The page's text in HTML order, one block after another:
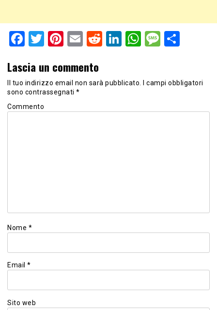
Facebook
Twitter
Pinterest
EmailRedditLinkedIn
WhatsApp
Lascia un commento
Il tuo indirizzo email non sarà pubblicato.
I campi obbligatori
sono contrassegnati *
Commento
Nome *
Email *
Sito web